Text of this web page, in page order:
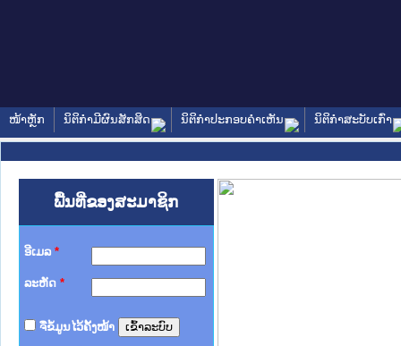
ໜ້າຫຼັກ ນິຕິກໍາມີຜົນສັກສິດ ນິຕິກໍາປະກອບຄໍາເຫັນ ນິຕິກໍາສະບັບເກົ່າ
ພື້ນທີ່ຂອງສະມາຊິກ
ອີເມລ *
ລະຫັດ *
ຈື່ຂໍ້ມູນໄວ້ຄັ້ງໜ້າ